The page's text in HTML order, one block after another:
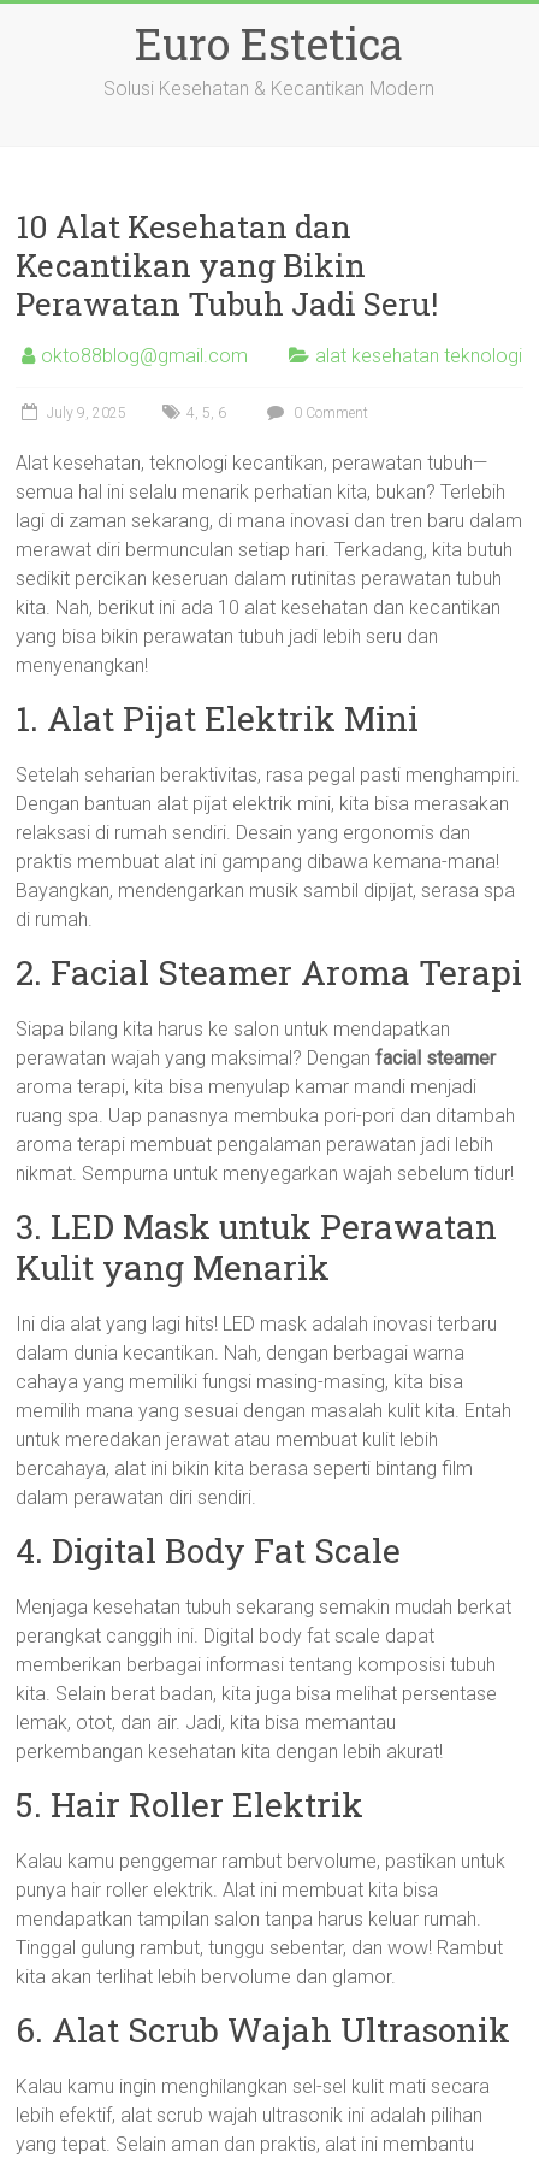
Euro Estetica
Solusi Kesehatan & Kecantikan Modern
10 Alat Kesehatan dan
Kecantikan yang Bikin
Perawatan Tubuh Jadi Seru!
okto88blog@gmail.com alat kesehatan teknologi
July 9, 2025 4, 5, 6 0 Comment
Alat kesehatan, teknologi kecantikan, perawatan tubuh—
semua hal ini selalu menarik perhatian kita, bukan? Terlebih
lagi di zaman sekarang, di mana inovasi dan tren baru dalam
merawat diri bermunculan setiap hari. Terkadang, kita butuh
sedikit percikan keseruan dalam rutinitas perawatan tubuh
kita. Nah, berikut ini ada 10 alat kesehatan dan kecantikan
yang bisa bikin perawatan tubuh jadi lebih seru dan
menyenangkan!
1. Alat Pijat Elektrik Mini
Setelah seharian beraktivitas, rasa pegal pasti menghampiri.
Dengan bantuan alat pijat elektrik mini, kita bisa merasakan
relaksasi di rumah sendiri. Desain yang ergonomis dan
praktis membuat alat ini gampang dibawa kemana-mana!
Bayangkan, mendengarkan musik sambil dipijat, serasa spa
di rumah.
2. Facial Steamer Aroma Terapi
Siapa bilang kita harus ke salon untuk mendapatkan
perawatan wajah yang maksimal? Denganfacial steamer
aroma terapi, kita bisa menyulap kamar mandi menjadi
ruang spa. Uap panasnya membuka pori-pori dan ditambah
aroma terapi membuat pengalaman perawatan jadi lebih
nikmat. Sempurna untuk menyegarkan wajah sebelum tidur!
3. LED Mask untuk Perawatan
Kulit yang Menarik
Ini dia alat yang lagi hits! LED mask adalah inovasi terbaru
dalam dunia kecantikan. Nah, dengan berbagai warna
cahaya yang memiliki fungsi masing-masing, kita bisa
memilih mana yang sesuai dengan masalah kulit kita. Entah
untuk meredakan jerawat atau membuat kulit lebih
bercahaya, alat ini bikin kita berasa seperti bintang film
dalam perawatan diri sendiri.
4. Digital Body Fat Scale
Menjaga kesehatan tubuh sekarang semakin mudah berkat
perangkat canggih ini. Digital body fat scale dapat
memberikan berbagai informasi tentang komposisi tubuh
kita. Selain berat badan, kita juga bisa melihat persentase
lemak, otot, dan air. Jadi, kita bisa memantau
perkembangan kesehatan kita dengan lebih akurat!
5. Hair Roller Elektrik
Kalau kamu penggemar rambut bervolume, pastikan untuk
punya hair roller elektrik. Alat ini membuat kita bisa
mendapatkan tampilan salon tanpa harus keluar rumah.
Tinggal gulung rambut, tunggu sebentar, dan wow! Rambut
kita akan terlihat lebih bervolume dan glamor.
6. Alat Scrub Wajah Ultrasonik
Kalau kamu ingin menghilangkan sel-sel kulit mati secara
lebih efektif, alat scrub wajah ultrasonik ini adalah pilihan
yang tepat. Selain aman dan praktis, alat ini membantu